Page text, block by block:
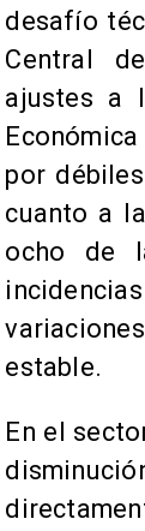
desafío
Central
ajustes a
por
cuanto a
ocho de
estable.
En el